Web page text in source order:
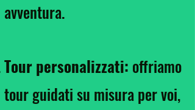
avventura.
Tour personalizzati: offriamo
tour guidati su misura per voi,